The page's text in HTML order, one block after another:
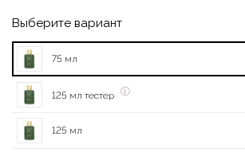
Выберите вариант
75 мл
125 мл тестер
125 мл